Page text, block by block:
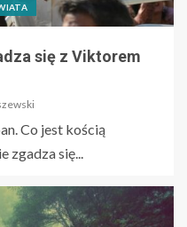
się z Viktorem
Co jest kością
zgadza się...